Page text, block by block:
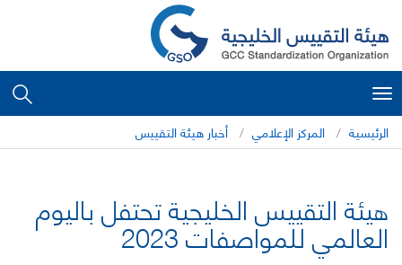
Toggle
navigation
الرئيسية المركز الإعلامي أخبار هيئة التقييس
هيئة التقييس الخليجية تحتفل باليوم
العالمي للمواصفات 2023